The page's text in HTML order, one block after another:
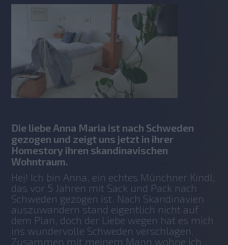
Die liebe Anna Maria ist nach Schweden
gezogen und zeigt uns jetzt in ihrer
Homestory ihren skandinavischen
Wohntraum.
Hej! Ich bin Anna, ein echtes Münchner Kindl,
das vor 5 Jahren mit Sack und Pack nach
Schweden gezogen ist. Nach Skandinavien
auszuwandern stand eigentlich nicht auf
dem Plan, doch der Liebe wegen hat es mich
ins wundervolle Schweden verschlagen.
Zusammen mit meinem Mann wohne ich